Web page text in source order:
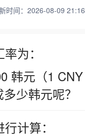
时间：2026-08-09
为：
韩元（1
少韩元呢？
计算：